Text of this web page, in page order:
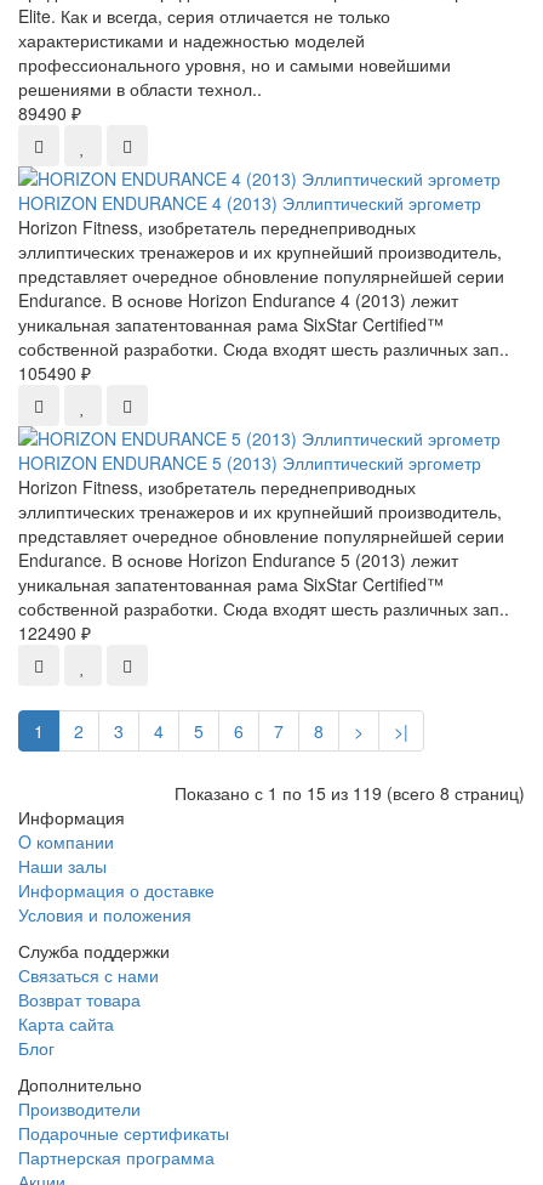
Elite. Как и всегда, серия отличается не только
характеристиками и надежностью моделей
профессионального уровня, но и самыми новейшими
решениями в области технол..
89490 ₽
HORIZON ENDURANCE 4 (2013) Эллиптический эргометр
Horizon Fitness, изобретатель переднеприводных
эллиптических тренажеров и их крупнейший производитель,
представляет очередное обновление популярнейшей серии
Endurance. В основе Horizon Endurance 4 (2013) лежит
уникальная запатентованная рама SixStar Certified™
собственной разработки. Сюда входят шесть различных зап..
105490 ₽
HORIZON ENDURANCE 5 (2013) Эллиптический эргометр
Horizon Fitness, изобретатель переднеприводных
эллиптических тренажеров и их крупнейший производитель,
представляет очередное обновление популярнейшей серии
Endurance. В основе Horizon Endurance 5 (2013) лежит
уникальная запатентованная рама SixStar Certified™
собственной разработки. Сюда входят шесть различных зап..
122490 ₽
1 2 3 4 5 6 7 8 > >|
Показано с 1 по 15 из 119 (всего 8 страниц)
Информация
O компании
Наши залы
Информация о доставке
Условия и положения
Служба поддержки
Связаться с нами
Возврат товара
Карта сайта
Блог
Дополнительно
Производители
Подарочные сертификаты
Партнерская программа